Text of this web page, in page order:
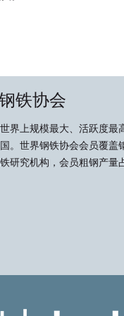
铁协会
界上规模最大、活跃度最
。世界钢铁协会会员覆盖
研究机构，会员粗钢产量